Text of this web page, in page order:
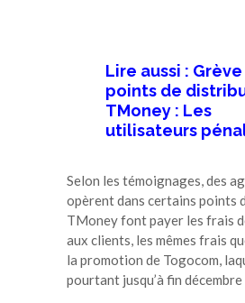
Lire aussi :
points de
TMoney : Les
utilisateurs
Selon les témoignages, des
opèrent dans certains points
TMoney font payer les frais
aux clients, les mêmes frais
la promotion de Togocom,
pourtant jusqu’à fin décembre